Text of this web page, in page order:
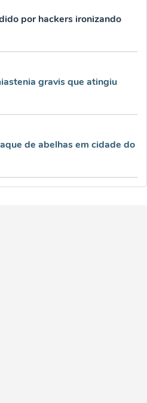
por hackers ironizando
gravis que atingiu
de abelhas em cidade do